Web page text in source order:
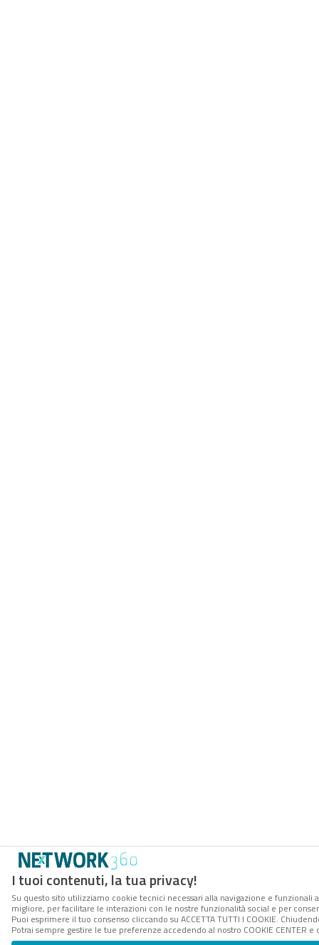
I tuoi contenuti, la tua privacy!
Su questo sito utilizziamo cookie tecnici necessari alla navigazione e
migliore, per facilitare le interazioni con le nostre funzionalità social e per
Puoi esprimere il tuo consenso cliccando su ACCETTA TUTTI I COOKIE.
Potrai sempre gestire le tue preferenze accedendo al nostro COOKIE